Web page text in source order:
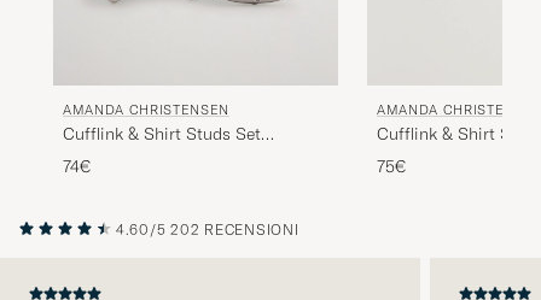
AMANDA CHRISTENSEN
Cufflink & Shirt Studs Set
White/Silver
74€
AMANDA
Cufflink & Shirt
75€
4.60/5 202 RECENSIONI